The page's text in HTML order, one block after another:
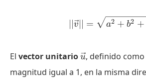
∣∣v∣∣ = a2 + b2 +
El vector unitario\vec{u}
u, definido
magnitud igual a 1, en la misma